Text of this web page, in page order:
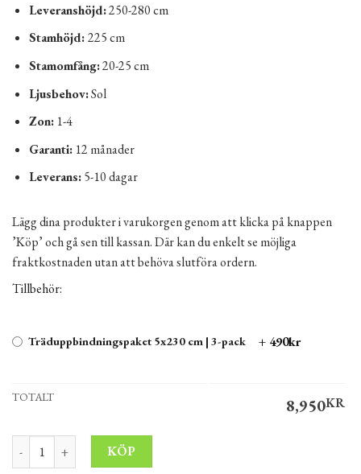
Leveranshöjd:250-280 cm
Stamhöjd:225 cm
Stamomfång:20-25 cm
Ljusbehov:Sol
Zon:1-4
Garanti:12 månader
Leverans:5-10 dagar
Lägg dina produkter i varukorgen genom att klicka på knappen
’Köp’ och gå sen till kassan. Där kan du enkelt se möjliga
fraktkostnaden utan att behöva slutföra ordern.
Tillbehör:
Träduppbindningspaket 5x230 cm | 3-pack + 490kr
TOTALT 8,950KR
Tokyokörsbär 'Ivensii' 250-280cm, 20-25stamomfång XXL mängd
KÖP